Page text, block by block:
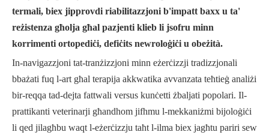
termali, biex jipprovdi riabilitazzjoni b'impatt baxx u ta'
reżistenza għolja għal pazjenti klieb li jsofru minn
korrimenti ortopediċi, defiċits newroloġiċi u obeżità.
In-navigazzjoni tat-tranżizzjoni minn eżerċizzji tradizzjonali
bbażati fuq l-art għal terapija akkwatika avvanzata teħtieġ analiżi
bir-reqqa tad-dejta fattwali versus kunċetti żbaljati popolari. Il-
prattikanti veterinarji għandhom jifhmu l-mekkaniżmi bijoloġiċi
li qed jilagħbu waqt l-eżerċizzju taħt l-ilma biex jagħtu pariri sew